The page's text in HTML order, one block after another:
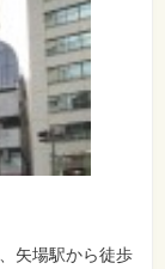
矢場駅から徒歩